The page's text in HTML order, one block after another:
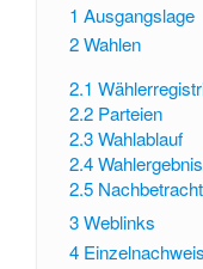
1 Ausgangslage
2Wahlen
2.1
2.2 Parteien
2.3Wahlablauf
2.4Wahlergebnis
2.5
3Weblinks
4